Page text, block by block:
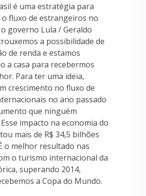
é uma estratégia para
fluxo de estrangeiros no
o governo Lula / Geraldo
a possibilidade de
de renda e estamos
a casa para recebermos
Para ter uma ideia,
crescimento no fluxo de
no ano passado
que ninguém
impacto na economia do
mais de R$ 34,5 bilhões
o melhor resultado nas
o turismo internacional da
superando 2014,
a Copa do Mundo.